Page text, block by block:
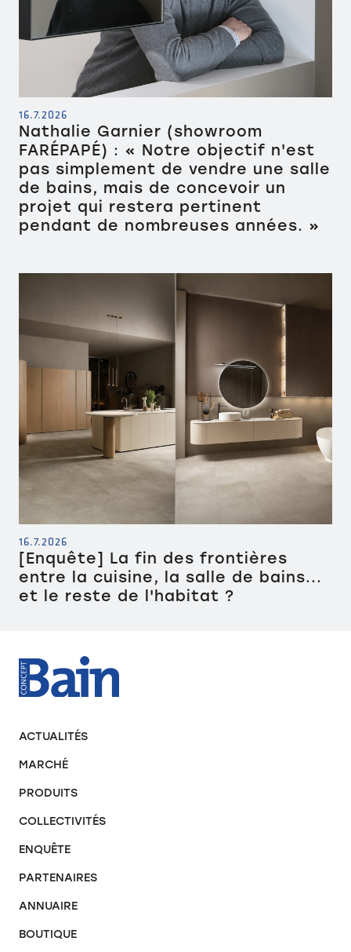
16.7.2026
Nathalie Garnier (showroom
FARÉPAPÉ) : « Notre objectif n'est
pas simplement de vendre une salle
de bains, mais de concevoir un
projet qui restera pertinent
pendant de nombreuses années. »
16.7.2026
[Enquête] La fin des frontières
entre la cuisine, la salle de bains...
et le reste de l'habitat ?
ACTUALITÉS
MARCHÉ
PRODUITS
COLLECTIVITÉS
ENQUÊTE
PARTENAIRES
ANNUAIRE
BOUTIQUE